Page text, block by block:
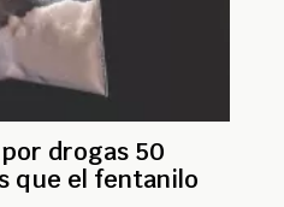
drogas 50
que el fentanilo